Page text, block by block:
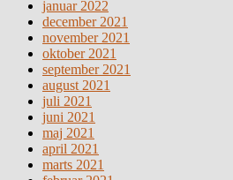
januar 2022
december 2021
november 2021
oktober 2021
september 2021
august 2021
juli 2021
juni 2021
maj 2021
april 2021
marts 2021